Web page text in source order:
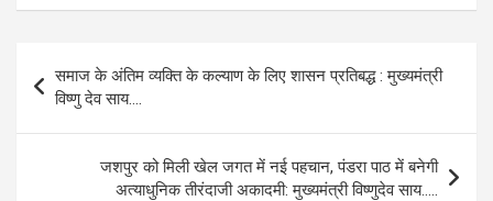
ce
o
o
se
n
g
er
at
s
A
p
p
e
gr
a
m
ail py
Li
n
k
ar
navigation
समाज के अंतिम व्यक्ति के कल्याण के लिए शासन प्रतिबद्ध : मुख्यमंत्री
विष्णु देव साय….
जशपुर को मिली खेल जगत में नई पहचान, पंडरा पाठ में बनेगी
अत्याधुनिक तीरंदाजी अकादमी: मुख्यमंत्री विष्णुदेव साय…..